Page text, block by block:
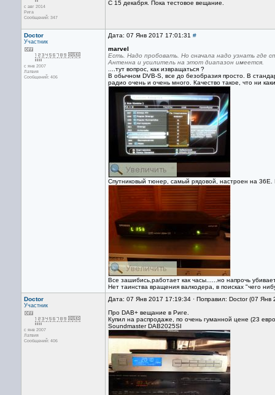
с авг 2014
Рига
Сообщений: 347
С 15 декабря. Пока тестовое вещание.
Doctor
Участник
с янв 2007
Латвия
Сообщений: 406
Дата: 07 Янв 2017 17:01:31 #
marvel
Есть. Надо пробовать. Но сначала надо узнать где
Антенна и усилитель на этот диапазон имеется.
....тут вопрос, как извращаться ?
В обычном DVB-S, все до безобразия просто. В
радио очень и очень много. Качество такое, что ни
Спутниковый тюнер, самый рядовой, настроен на 36Е.
Все зашибись,работает как часы......но напрочь
Нет таинства вращения валкодера, в поисках "чего
Doctor
Участник
с янв 2007
Латвия
Сообщений: 406
Дата: 07 Янв 2017 17:19:34 · Поправил: Doctor (07
Про DAB+ вещание в Риге.
Купил на распродаже, по очень гуманной цене (23
Soundmaster DAB2025SI